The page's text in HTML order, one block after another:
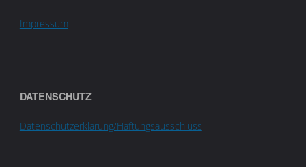
Impressum
DATENSCHUTZ
Datenschutzerklärung/Haftungsausschluss